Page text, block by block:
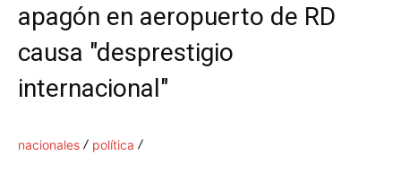
apagón en aeropuerto de RD
causa "desprestigio
internacional"
nacionales política